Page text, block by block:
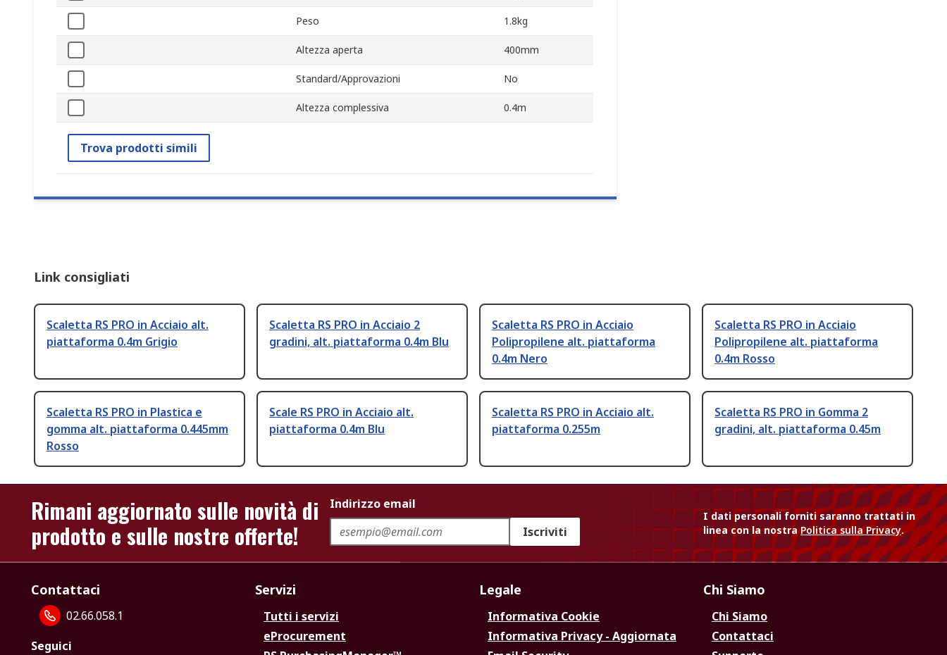
Peso 1.8kg
Altezza aperta 400mm
Standard/Approvazioni No
Altezza complessiva 0.4m
Trova prodotti simili
Link consigliati
Scaletta RS PRO in Acciaio alt.
piattaforma 0.4m Grigio
Scaletta RS PRO in Acciaio 2
gradini, alt. piattaforma 0.4m Blu
Scaletta RS PRO in Acciaio
Polipropilene alt. piattaforma
0.4m Nero
Scaletta RS PRO in Acciaio
Polipropilene alt. piattaforma
0.4m Rosso
Scaletta RS PRO in Plastica e
gomma alt. piattaforma 0.445mm
Rosso
Scale RS PRO in Acciaio alt.
piattaforma 0.4m Blu
Scaletta RS PRO in Acciaio alt.
piattaforma 0.255m
Scaletta RS PRO in Gomma 2
gradini, alt. piattaforma 0.45m
Rimani aggiornato sulle novità di
prodotto e sulle nostre offerte!
Indirizzo email
Iscriviti
I dati personali forniti saranno trattati in
linea con la nostraPolitica sulla Privacy.
Contattaci
02.66.058.1
Seguici
Servizi
Tutti i servizi
eProcurement
Legale
Informativa Cookie
Informativa Privacy - Aggiornata
Chi Siamo
Chi Siamo
Contattaci